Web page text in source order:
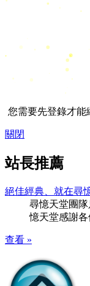
您需要先登錄才能
關閉
站長推薦
絕佳經典、就在尋
尋憶天堂團
憶天堂感謝
查看 »